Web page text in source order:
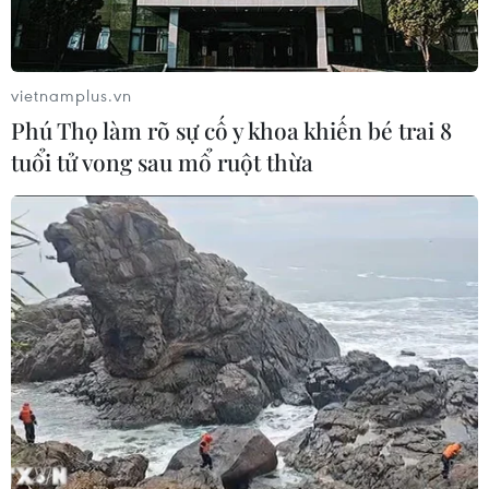
chưa hạ, người mua chọn lọc hơn
23/07/2026 08:48
Quảng Ninh xử lý nghiêm hành vi
nhũng nhiễu trong giải quyết thủ tục
đất đai
22/07/2026 11:11
Đà Nẵng hoàn thành tháo gỡ gần
2.000 dự án tồn đọng, khơi thông
nguồn lực đất đai
21/07/2026 12:06
Lấy ý kiến dự án Luật Đất đai (sửa
vietnamplus.vn
Phú Thọ làm rõ sự cố y khoa khiến bé trai 8
tuổi tử vong sau mổ ruột thừa